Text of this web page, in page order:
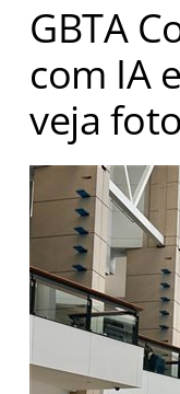
GBTA
com IA
veja
Edição em
de 5 mil pessoas